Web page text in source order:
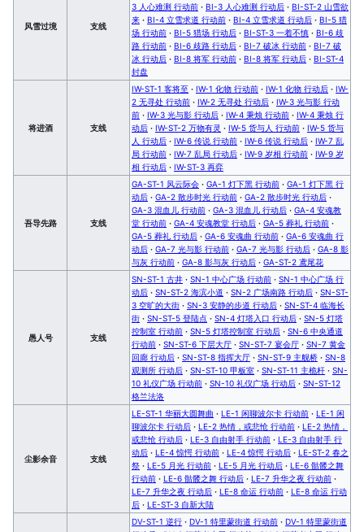
风雪过境 支线
3 人心难测 行动前 · BI-3 人心难测 行动后 · BI-ST-2 山雪欲
来 · BI-4 立雪求道 行动前 · BI-4 立雪求道 行动后 · BI-5 猎
场 行动前 · BI-5 猎场 行动后 · BI-ST-3 一着不慎 · BI-6 歧
路 行动前 · BI-6 歧路 行动后 · BI-7 破冰 行动前 · BI-7 破
冰 行动后 · BI-8 将军 行动前 · BI-8 将军 行动后 · BI-ST-4
封盘
将进酒 支线
IW-ST-1 客将至 · IW-1 化物 行动前 · IW-1 化物 行动后 · IW-
2 无寻处 行动前 · IW-2 无寻处 行动后 · IW-3 光与影 行动
前 · IW-3 光与影 行动后 · IW-4 秉烛 行动前 · IW-4 秉烛 行
动后 · IW-ST-2 万物有灵 · IW-5 货与人 行动前 · IW-5 货与
人 行动后 · IW-6 传说 行动前 · IW-6 传说 行动后 · IW-7 乱
局 行动前 · IW-7 乱局 行动后 · IW-9 岁相 行动前 · IW-9 岁
相 行动后 · IW-ST-3 再弈
吾导先路 支线
GA-ST-1 风云际会 · GA-1 灯下黑 行动前 · GA-1 灯下黑 行
动后 · GA-2 散步时光 行动前 · GA-2 散步时光 行动后 ·
GA-3 混血儿 行动前 · GA-3 混血儿 行动后 · GA-4 安魂教
堂 行动前 · GA-4 安魂教堂 行动后 · GA-5 葬礼 行动前 ·
GA-5 葬礼 行动后 · GA-6 安魂曲 行动前 · GA-6 安魂曲 行
动后 · GA-7 光与影 行动前 · GA-7 光与影 行动后 · GA-8 影
与灰 行动前 · GA-8 影与灰 行动后 · GA-ST-2 鸢尾花
愚人号 支线
SN-ST-1 古井 · SN-1 中心广场 行动前 · SN-1 中心广场 行
动后 · SN-ST-2 海滨小道 · SN-2 广场南路 行动后 · SN-ST-
3 空旷的大街 · SN-3 安静的步道 行动后 · SN-ST-4 临海长
街 · SN-ST-5 登陆点 · SN-4 灯塔入口 行动后 · SN-5 灯塔
控制室 行动前 · SN-5 灯塔控制室 行动后 · SN-6 中央通道
行动前 · SN-ST-6 下层大厅 · SN-ST-7 宴会厅 · SN-7 黄金
回廊 行动后 · SN-ST-8 指挥大厅 · SN-ST-9 主舰桥 · SN-8
观测所 行动后 · SN-ST-10 甲板室 · SN-ST-11 主桅杆 · SN-
10 礼仪广场 行动前 · SN-10 礼仪广场 行动后 · SN-ST-12
格兰法洛
尘影余音 支线
LE-ST-1 华丽大圆舞曲 · LE-1 闲聊波尔卡 行动前 · LE-1 闲
聊波尔卡 行动后 · LE-2 热情，或悲怆 行动前 · LE-2 热情，
或悲怆 行动后 · LE-3 自由射手 行动前 · LE-3 自由射手 行
动后 · LE-4 惊愕 行动前 · LE-4 惊愕 行动后 · LE-ST-2 春之
祭 · LE-5 月光 行动前 · LE-5 月光 行动后 · LE-6 骷髅之舞
行动前 · LE-6 骷髅之舞 行动后 · LE-7 升华之夜 行动前 ·
LE-7 升华之夜 行动后 · LE-8 命运 行动前 · LE-8 命运 行动
后 · LE-ST-3 自新大陆
DV-ST-1 逆行 · DV-1 特里蒙街道 行动前 · DV-1 特里蒙街道